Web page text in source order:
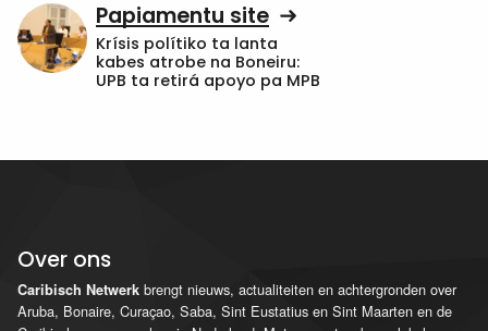
Papiamentu site
Krísis polítiko ta lanta
kabes atrobe na Boneiru:
UPB ta retirá apoyo pa MPB
Over ons
Caribisch Netwerk brengt nieuws, actualiteiten en achtergronden over
Aruba, Bonaire, Curaçao, Saba, Sint Eustatius en Sint Maarten en de